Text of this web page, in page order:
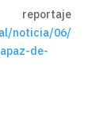
noticia/06/
de-